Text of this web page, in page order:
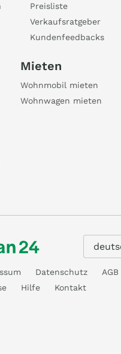
Preisliste
Verkaufsratgeber
Kundenfeedbacks
Mieten
Wohnmobil mieten
Wohnwagen mieten
Datenschutz
AGB
Hilfe Kontakt